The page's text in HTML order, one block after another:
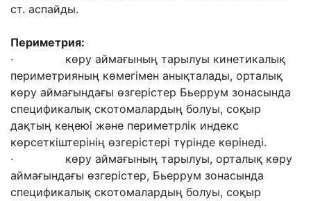
ст. аспайды.
Периметрия:
· көру аймағының тарылуы кинетикалық
периметрияның көмегімен анықталады, орталық
көру аймағындағы өзгерістер Бьеррум зонасында
спецификалық скотомалардың болуы, соқыр
дақтың кеңеюі және периметрлік индекс
көрсеткіштерінің өзгерістері түрінде көрінеді.
· көру аймағының тарылуы, орталық көру
аймағындағы өзгерістер, Бьеррум зонасында
спецификалық скотомалардың болуы, соқыр